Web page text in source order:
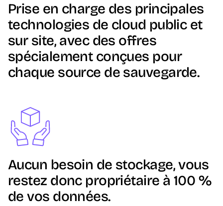
Prise en charge des principales
technologies de cloud public et
sur site, avec des offres
spécialement conçues pour
chaque source de sauvegarde.
Image
Aucun besoin de stockage, vous
restez donc propriétaire à 100 %
de vos données.